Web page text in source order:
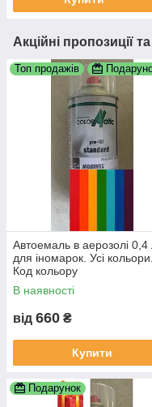
Акційні пропозиції
Топ продажів
Автоемаль в аерозолі 0,4
для іномарок. Усі кольори.
Код кольору
ОБОВЯЗКОВИЙ!!! По VIN
коду НЕ ПРАЦЮЕМО!!!
В наявності
від 660 ₴
Купити
Подарунок